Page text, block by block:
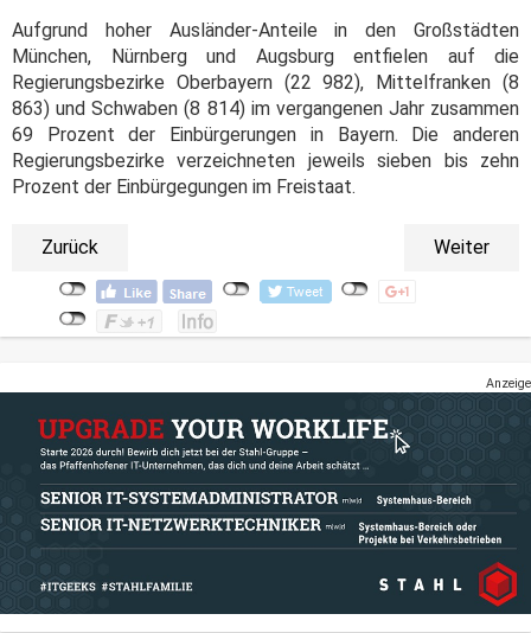
Aufgrund hoher Ausländer-Anteile in den Großstädten
München, Nürnberg und Augsburg entfielen auf die
Regierungsbezirke Oberbayern (22 982), Mittelfranken (8
863) und Schwaben (8 814) im vergangenen Jahr zusammen
69 Prozent der Einbürgerungen in Bayern. Die anderen
Regierungsbezirke verzeichneten jeweils sieben bis zehn
Prozent der Einbürgegungen im Freistaat.
Zurück Weiter
Anzeige